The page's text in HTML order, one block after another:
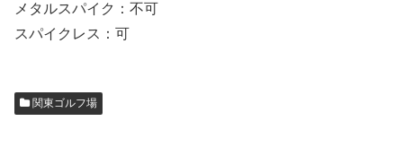
メタルスパイク：不可
スパイクレス：可
関東ゴルフ場